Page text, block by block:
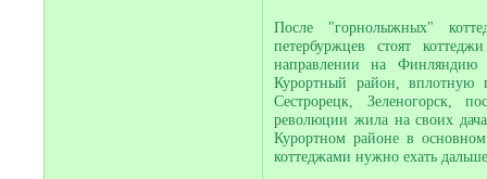
После "горнолыжных"
петербуржцев стоят
направлении на Финляндию
Курортный район, вплотную
Сестрорецк, Зеленогорск,
революции жила на своих
Курортном районе в
коттеджами нужно ехать